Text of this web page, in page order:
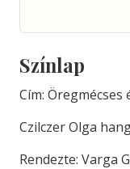
Színlap
Cím: Öregmécses
Czilczer Olga
Rendezte: Varga